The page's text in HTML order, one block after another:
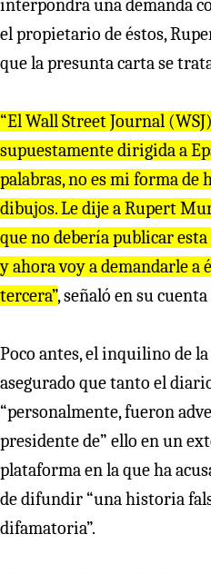
interpondrá una demanda
el propietario de éstos,
que la presunta carta se
“El Wall Street Journal
supuestamente dirigida a
palabras, no es mi forma de
dibujos. Le dije a Rupert
que no debería publicar
y ahora voy a demandarle a
tercera”, señaló en su
Poco antes, el inquilino de la
asegurado que tanto el
“personalmente, fueron
presidente de” ello en un
plataforma en la que ha
de difundir “una historia
difamatoria”.